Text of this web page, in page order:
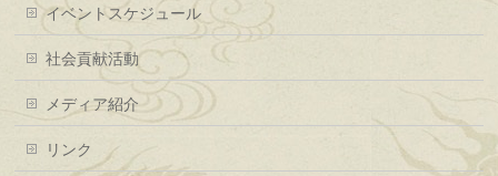
イベントスケジュール
社会貢献活動
メディア紹介
リンク